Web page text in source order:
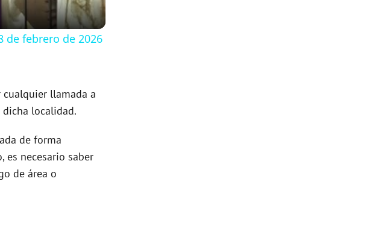
de febrero de 2026
llamada a
localidad.
de forma
es necesario saber
de área o